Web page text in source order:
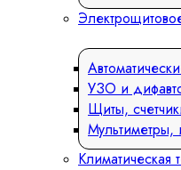
УЗО и
Щиты,
Мультиметры,
Климатическая